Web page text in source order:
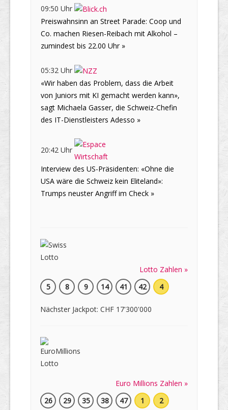
09:50 Uhr
Preiswahnsinn an Street Parade: Coop und
Co. machen Riesen-Reibach mit Alkohol –
zumindest bis 22.00 Uhr »
05:32 Uhr
«Wir haben das Problem, dass die Arbeit
von Juniors mit KI gemacht werden kann»,
sagt Michaela Gasser, die Schweiz-Chefin
des IT-Dienstleisters Adesso »
20:42 Uhr
Interview des US-Präsidenten: «Ohne die
USA wäre die Schweiz kein Eliteland»:
Trumps neuster Angriff im Check »
Lotto Zahlen »
5
8 9 14 41 42 4
Nächster Jackpot: CHF 17'300'000
Euro Millions Zahlen »
26
29 35 38 47 1 2